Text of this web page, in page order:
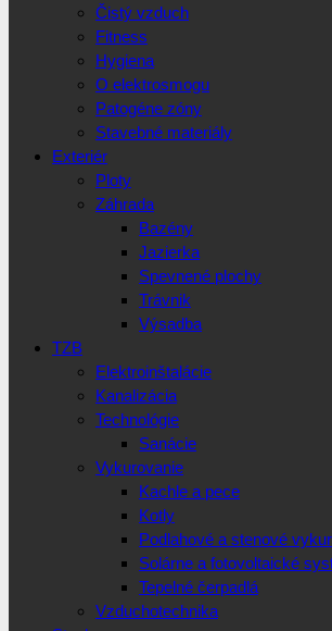
Čistý vzduch
Fitness
Hygiena
O elektrosmogu
Patogéne zóny
Stavebné materiály
Exteriér
Ploty
Záhrada
Bazény
Jazierka
Spevnené plochy
Trávnik
Výsadba
TZB
Elektroinštalácie
Kanalizácia
Technológie
Sanácie
Vykurovanie
Kachle a pece
Kotly
Podlahové a stenové
Solárne a fotovoltaické
Tepelné čerpadlá
Vzduchotechnika